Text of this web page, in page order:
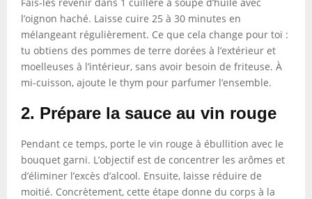
l’oignon haché. Laisse cuire 25 à 30 minutes en
mélangeant régulièrement. Ce que cela change pour toi :
tu obtiens des pommes de terre dorées à l’extérieur et
moelleuses à l’intérieur, sans avoir besoin de friteuse. À
mi-cuisson, ajoute le thym pour parfumer l’ensemble.
2. Prépare la sauce au vin rouge
Pendant ce temps, porte le vin rouge à ébullition avec le
bouquet garni. L’objectif est de concentrer les arômes et
d’éliminer l’excès d’alcool. Ensuite, laisse réduire de
moitié. Concrètement, cette étape donne du corps à la